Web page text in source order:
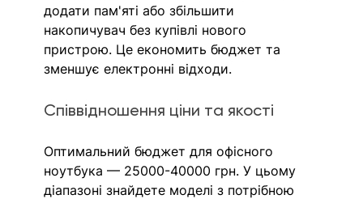
додати пам'яті або збільшити
накопичувач без купівлі нового
пристрою. Це економить бюджет та
зменшує електронні відходи.
Співвідношення ціни та якості
Оптимальний бюджет для офісного
ноутбука — 25000-40000 грн. У цьому
діапазоні знайдете моделі з потрібною